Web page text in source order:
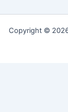
Copyright ©